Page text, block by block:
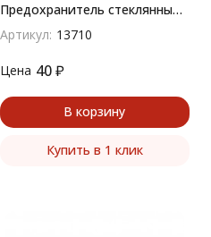
Предохранитель стеклянный
5х20
Артикул: 13710
Цена 40 ₽
В корзину
Купить в 1 клик